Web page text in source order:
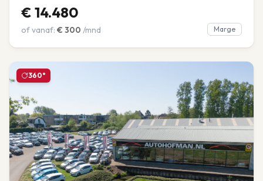
€ 14.480
of vanaf: € 300 /mnd Marge
360°